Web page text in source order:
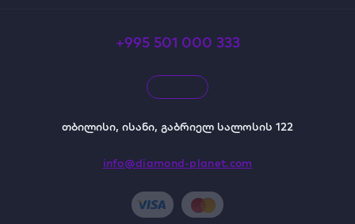
+995 501 000 333
თბილისი, ისანი, გაბრიელ სალოსის 122
info@diamond-planet.com